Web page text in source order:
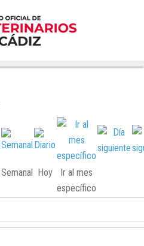
Semanal Hoy
Ir al mes
específico